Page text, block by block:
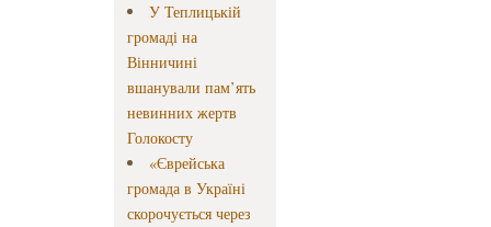
У Теплицькій
громаді на
Вінничині
вшанували пам’ять
невинних жертв
Голокосту
«Єврейська
громада в Україні
скорочується через